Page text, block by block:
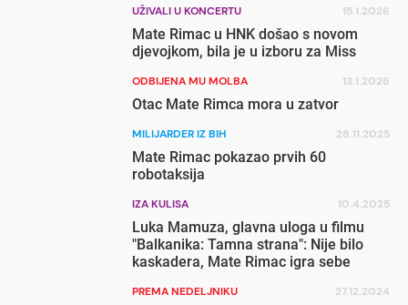
UŽIVALI U KONCERTU 15.1.2026
Mate Rimac u HNK došao s novom
djevojkom, bila je u izboru za Miss
ODBIJENA MU MOLBA 13.1.2026
Otac Mate Rimca mora u zatvor
MILIJARDER IZ BIH 28.11.2025
Mate Rimac pokazao prvih 60
robotaksija
IZA KULISA 10.4.2025
Luka Mamuza, glavna uloga u filmu
"Balkanika: Tamna strana": Nije bilo
kaskadera, Mate Rimac igra sebe
PREMA NEDELJNIKU 27.12.2024